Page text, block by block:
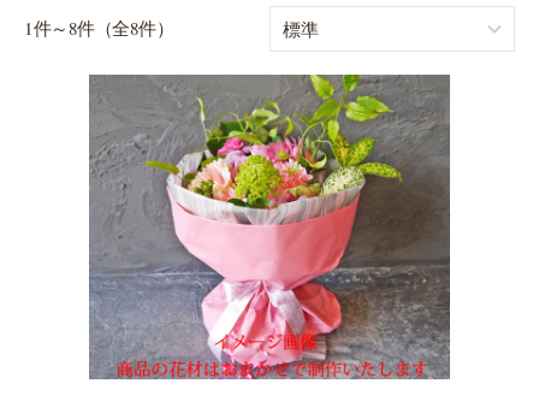
1件～8件（全8件）